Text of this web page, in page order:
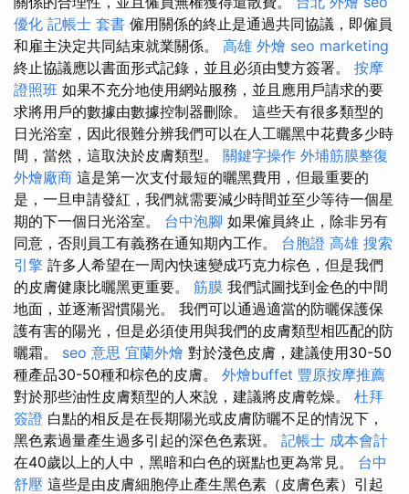
優化 記帳士 套書 僱用關係的終止是通過共同協議，即僱員
和雇主決定共同結束就業關係。 高雄 外燴 seo marketing
終止協議應以書面形式記錄，並且必須由雙方簽署。 按摩
證照班 如果不充分地使用網站服務，並且應用戶請求的要
求將用戶的數據由數據控制器刪除。 這些天有很多類型的
日光浴室，因此很難分辨我們可以在人工曬黑中花費多少時
間，當然，這取決於皮膚類型。 關鍵字操作 外埔筋膜整復
外燴廠商 這是第一次支付最短的曬黑費用，但最重要的
是，一旦申請發紅，我們就需要減少時間並至少等待一個星
期的下一個日光浴室。 台中泡腳 如果僱員終止，除非另有
同意，否則員工有義務在通知期內工作。 台胞證 高雄 搜索
引擎 許多人希望在一周內快速變成巧克力棕色，但是我們
的皮膚健康比曬黑更重要。 筋膜 我們試圖找到金色的中間
地面，並逐漸習慣陽光。 我們可以通過適當的防曬保護保
護有害的陽光，但是必須使用與我們的皮膚類型相匹配的防
曬霜。 seo 意思 宜蘭外燴 對於淺色皮膚，建議使用30-50
種產品30-50種和棕色的皮膚。 外燴buffet 豐原按摩推薦
對於那些油性皮膚類型的人來說，建議將皮膚乾燥。 杜拜
簽證 白點的相反是在長期陽光或皮膚防曬不足的情況下，
黑色素過量產生過多引起的深色色素斑。 記帳士 成本會計
在40歲以上的人中，黑暗和白色的斑點也更為常見。 台中
舒壓 這些是由皮膚細胞停止產生黑色素（皮膚色素）引起